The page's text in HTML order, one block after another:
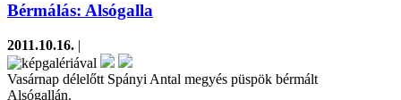
Bérmálás: Alsógalla
2011.10.16. |
Vasárnap délelőtt Spányi Antal megyés püspök bérmált
Alsógallán.